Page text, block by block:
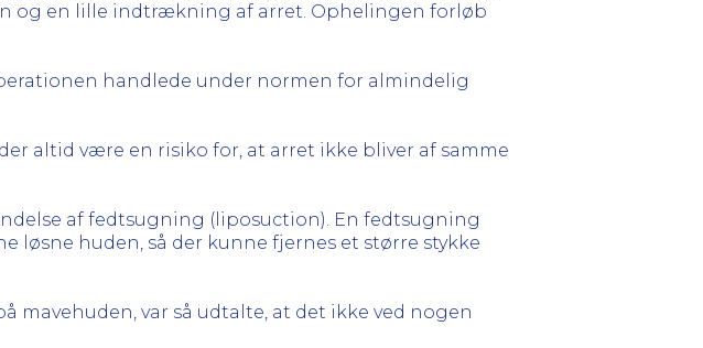
og en lille indtrækning af arret. Ophelingen forløb
handlede under normen for almindelig
altid være en risiko for, at arret ikke bliver af samme
af fedtsugning (liposuction). En fedtsugning
løsne huden, så der kunne fjernes et større stykke
mavehuden, var så udtalte, at det ikke ved nogen